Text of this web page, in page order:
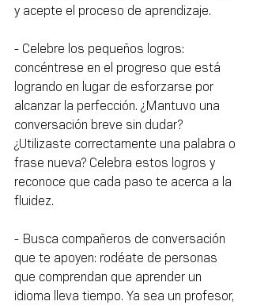
y acepte el proceso de aprendizaje.
- Celebre los pequeños logros:
concéntrese en el progreso que está
logrando en lugar de esforzarse por
alcanzar la perfección. ¿Mantuvo una
conversación breve sin dudar?
¿Utilizaste correctamente una palabra o
frase nueva? Celebra estos logros y
reconoce que cada paso te acerca a la
fluidez.
- Busca compañeros de conversación
que te apoyen: rodéate de personas
que comprendan que aprender un
idioma lleva tiempo. Ya sea un profesor,